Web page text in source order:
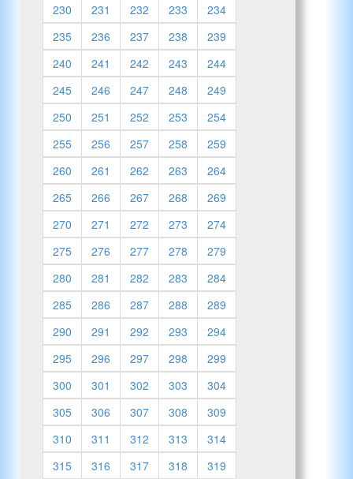
230
231 232 233
234
235
236 237 238
239
240
241 242 243
244
245
246 247 248
249
250
251 252 253
254
255
256 257 258
259
260
261 262 263
264
265
266 267 268
269
270
271 272 273
274
275
276 277 278
279
280
281 282 283
284
285
286 287 288
289
290
291 292 293
294
295
296 297 298
299
300
301 302 303
304
305
306 307 308
309
310
311 312 313
314
315
316 317 318
319